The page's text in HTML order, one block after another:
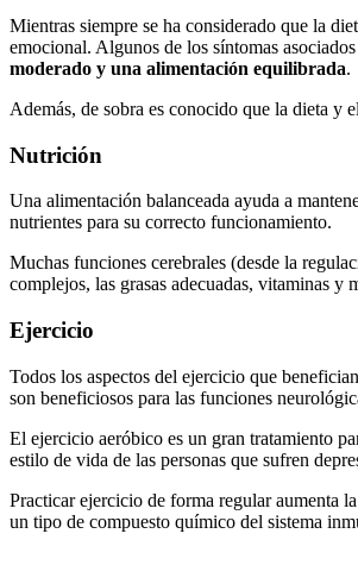
Mientras siempre se ha considerado que la
emocional. Algunos de los síntomas
moderado y una alimentación equilibrada.
Además, de sobra es conocido que la dieta y
Nutrición
Una alimentación balanceada ayuda a
nutrientes para su correcto funcionamiento.
Muchas funciones cerebrales (desde la
complejos, las grasas adecuadas, vitaminas y
Ejercicio
Todos los aspectos del ejercicio que
son beneficiosos para las funciones
El ejercicio aeróbico es un gran tratamiento
estilo de vida de las personas que sufren
Practicar ejercicio de forma regular aumenta
un tipo de compuesto químico del sistema